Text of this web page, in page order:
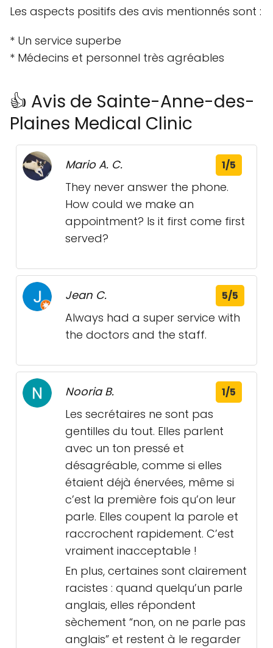
Les aspects positifs des avis mentionnés sont :
* Un service superbe
* Médecins et personnel très agréables
👍 Avis de Sainte-Anne-des-
Plaines Medical Clinic
Mario A. C. 1/5
They never answer the phone.
How could we make an
appointment? Is it first come first
served?
Jean C. 5/5
Always had a super service with
the doctors and the staff.
Nooria B. 1/5
Les secrétaires ne sont pas
gentilles du tout. Elles parlent
avec un ton pressé et
désagréable, comme si elles
étaient déjà énervées, même si
c’est la première fois qu’on leur
parle. Elles coupent la parole et
raccrochent rapidement. C’est
vraiment inacceptable !
En plus, certaines sont clairement
racistes : quand quelqu’un parle
anglais, elles répondent
sèchement “non, on ne parle pas
anglais” et restent à le regarder